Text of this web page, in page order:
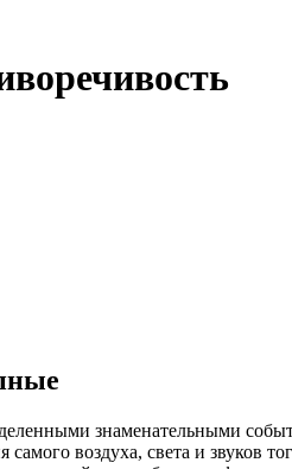
знаменательными
воздуха, света и звуков